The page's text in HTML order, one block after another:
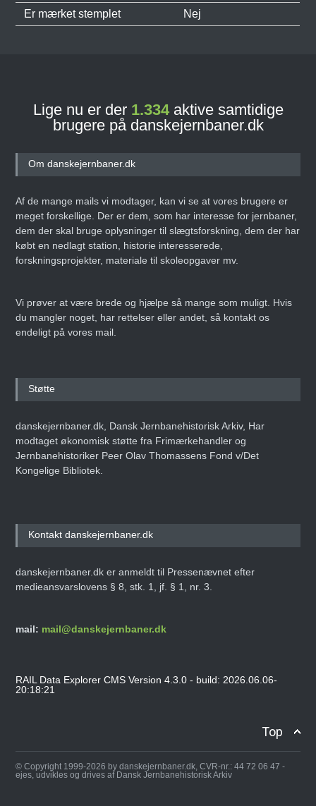
Er mærket stemplet
Nej
Lige nu er der 1.334aktive samtidige
brugere på danskejernbaner.dk
Om danskejernbaner.dk
Af de mange mails vi modtager, kan vi se at vores brugere er
meget forskellige. Der er dem, som har interesse for jernbaner,
dem der skal bruge oplysninger til slægtsforskning, dem der har
købt en nedlagt station, historie interesserede,
forskningsprojekter, materiale til skoleopgaver mv.
Vi prøver at være brede og hjælpe så mange som muligt. Hvis
du mangler noget, har rettelser eller andet, så kontakt os
endeligt på vores mail.
Støtte
danskejernbaner.dk, Dansk Jernbanehistorisk Arkiv, Har
modtaget økonomisk støtte fra Frimærkehandler og
Jernbanehistoriker Peer Olav Thomassens Fond v/Det
Kongelige Bibliotek.
Kontakt danskejernbaner.dk
danskejernbaner.dk er anmeldt til Pressenævnet efter
medieansvarslovens § 8, stk. 1, jf. § 1, nr. 3.
mail: mail@danskejernbaner.dk
RAIL Data Explorer CMS Version 4.3.0 - build: 2026.06.06-
20:18:21
Top
© Copyright 1999-2026 by danskejernbaner.dk, CVR-nr.: 44 72 06 47 -
ejes, udvikles og drives af Dansk Jernbanehistorisk Arkiv